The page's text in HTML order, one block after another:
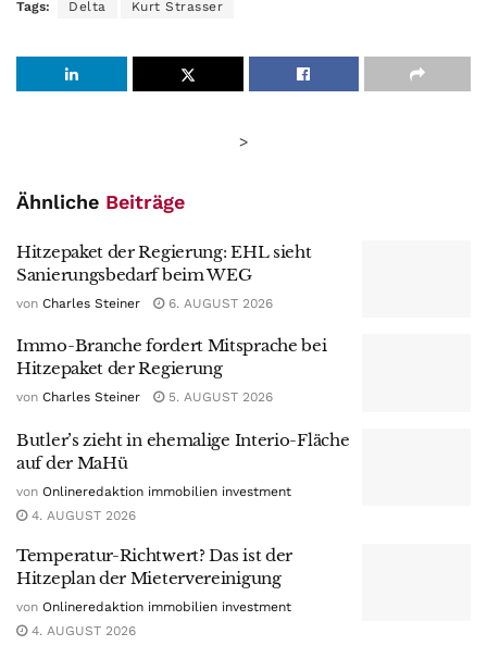
Tags: Delta Kurt Strasser
>
Ähnliche Beiträge
Hitzepaket der Regierung: EHL sieht
Sanierungsbedarf beim WEG
von Charles Steiner 6. AUGUST 2026
Immo-Branche fordert Mitsprache bei
Hitzepaket der Regierung
von Charles Steiner 5. AUGUST 2026
Butler’s zieht in ehemalige Interio-Fläche
auf der MaHü
von Onlineredaktion immobilien investment
4. AUGUST 2026
Temperatur-Richtwert? Das ist der
Hitzeplan der Mietervereinigung
von Onlineredaktion immobilien investment
4. AUGUST 2026